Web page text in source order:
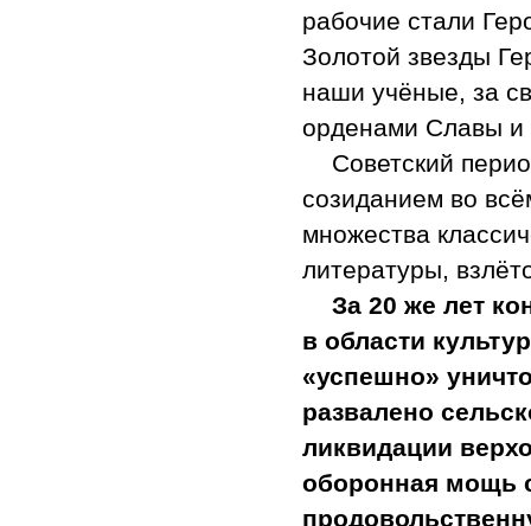
рабочие стали
Золотой звезды
наши учёные, за
орденами Славы и
Советский
созиданием во
множества
литературы,
За 20 же лет
в области
«успешно»
развалено
ликвидации
оборонная мощь